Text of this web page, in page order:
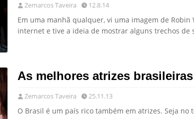
Zemarcos Taveira 12.8.14
Em uma manhã qualquer, vi uma imagem de Robin
internet e tive a ideia de mostrar alguns trechos de
As melhores atrizes brasileiras
Zemarcos Taveira 25.11.13
O Brasil é um país rico também em atrizes. Seja no